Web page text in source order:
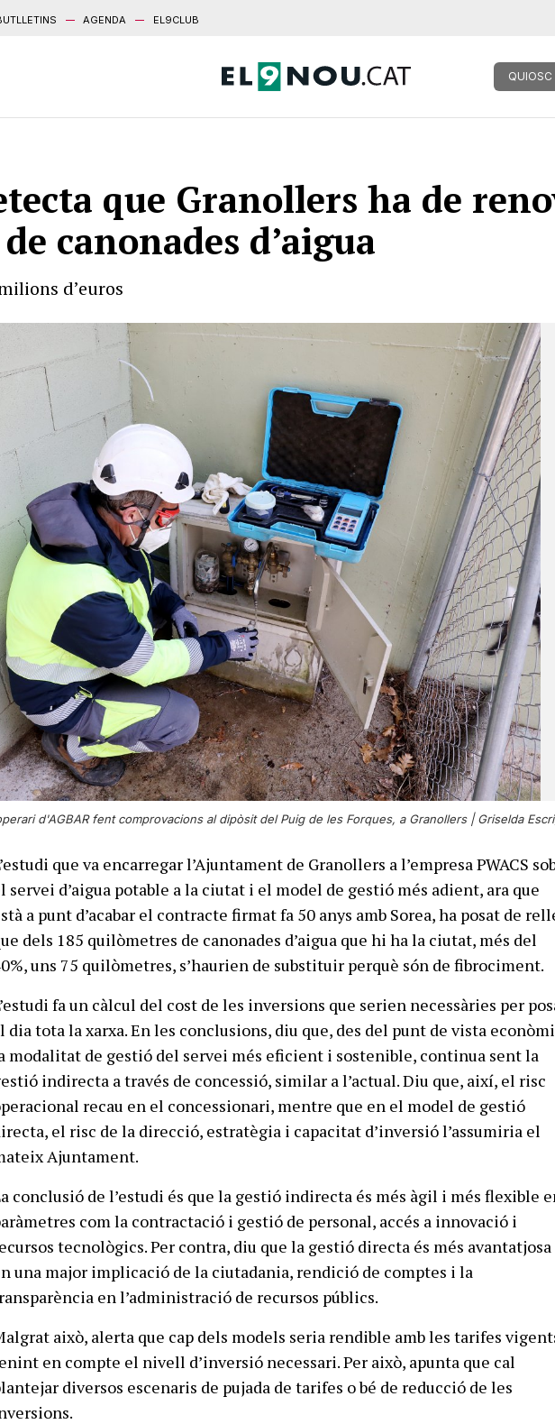
AGENDA EL9CLUB
QUIOSC
que Granollers ha de
canonades d’aigua
d’euros
d'AGBAR fent comprovacions al dipòsit del Puig de les Forques, a Granollers |Griselda
que va encarregar l’Ajuntament de Granollers a l’empresa PWACS
servei d’aigua potable a la ciutat i el model de gestió més adient, ara que
a punt d’acabar el contracte firmat fa 50 anys amb Sorea, ha posat de
dels 185 quilòmetres de canonades d’aigua que hi ha la ciutat, més del
uns 75 quilòmetres, s’haurien de substituir perquè són de fibrociment.
fa un càlcul del cost de les inversions que serien necessàries per
dia tota la xarxa. En les conclusions, diu que, des del punt de vista
modalitat de gestió del servei més eficient i sostenible, continua sent la
indirecta a través de concessió, similar a l’actual. Diu que, així, el risc
recau en el concessionari, mentre que en el model de gestió
el risc de la direcció, estratègia i capacitat d’inversió l’assumiria el
Ajuntament.
conclusió de l’estudi és que la gestió indirecta és més àgil i més flexible
com la contractació i gestió de personal, accés a innovació i
tecnològics. Per contra, diu que la gestió directa és més avantatjosa
una major implicació de la ciutadania, rendició de comptes i la
en l’administració de recursos públics.
això, alerta que cap dels models seria rendible amb les tarifes
en compte el nivell d’inversió necessari. Per això, apunta que cal
diversos escenaris de pujada de tarifes o bé de reducció de les